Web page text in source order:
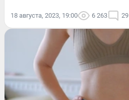
18 августа, 2023, 19:00 6 263 29